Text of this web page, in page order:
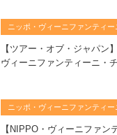
ニッポ・ヴィーニファンティー
【ツアー・オブ・ジャパン
ヴィーニファンティーニ・
ニッポ・ヴィーニファンティー
【NIPPO・ヴィーニファン